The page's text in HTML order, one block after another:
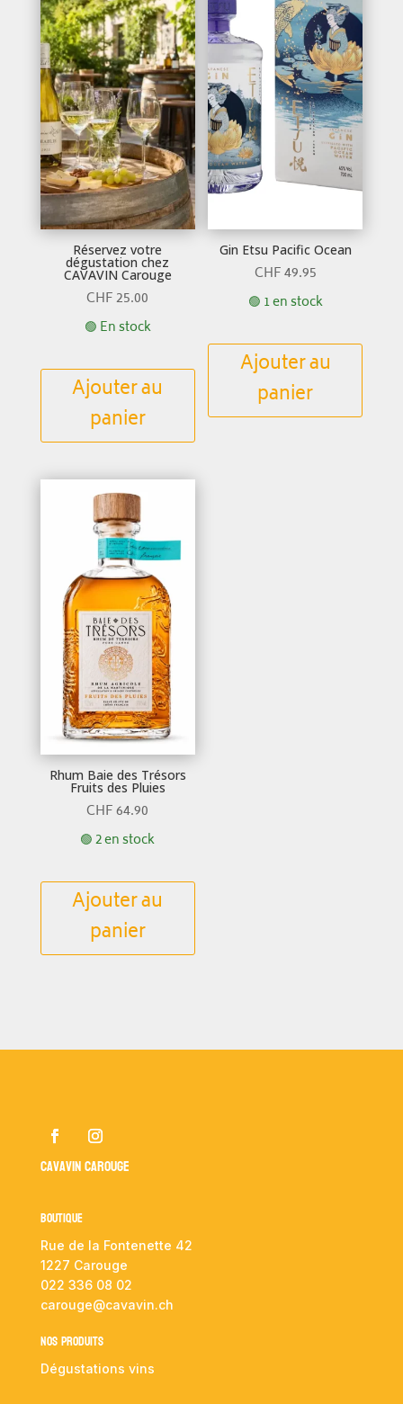
Réservez votre
dégustation chez
CAVAVIN Carouge
CHF25.00
🟢 En stock
Ajouter au
panier
Gin Etsu Pacific Ocean
CHF49.95
🟢 1 en stock
Ajouter au
panier
Rhum Baie des Trésors
Fruits des Pluies
CHF64.90
🟢 2 en stock
Ajouter au
panier
Cavavin Carouge
Boutique
Rue de la Fontenette 42
1227 Carouge
022 336 08 02
carouge@cavavin.ch
NOS PRODUITS
Dégustations vins